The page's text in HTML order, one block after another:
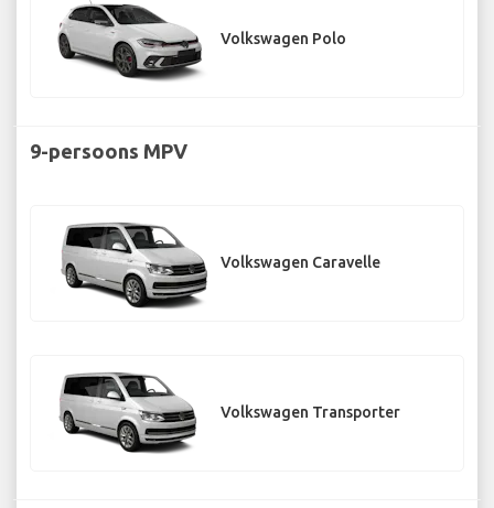
Volkswagen Polo
9-persoons MPV
Volkswagen Caravelle
Volkswagen Transporter